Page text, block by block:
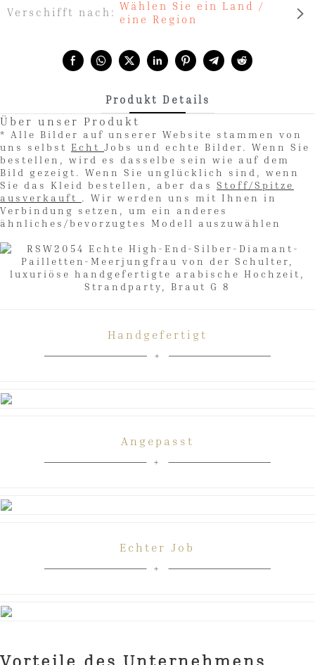
Verschifft nach:
Wählen Sie ein Land /
eine Region
Produkt Details
Über unser Produkt
* Alle Bilder auf unserer Website stammen von
uns selbst Echt Jobs und echte Bilder. Wenn Sie
bestellen, wird es dasselbe sein wie auf dem
Bild gezeigt. Wenn Sie unglücklich sind, wenn
Sie das Kleid bestellen, aber das Stoff/Spitze
ausverkauft . Wir werden uns mit Ihnen in
Verbindung setzen, um ein anderes
ähnliches/bevorzugtes Modell auszuwählen
Handgefertigt
Echter Job
Angepasst
Vorteile des Unternehmens